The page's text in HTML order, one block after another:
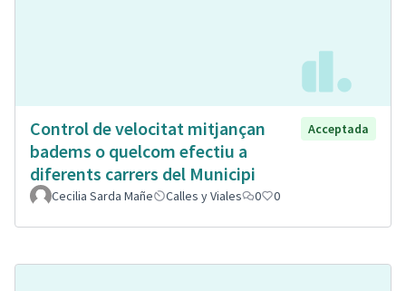
Control de velocitat mitjançan
badems o quelcom efectiu a
diferents carrers del Municipi
Acceptada
Cecilia Sarda Mañe Calles y Viales 0 0